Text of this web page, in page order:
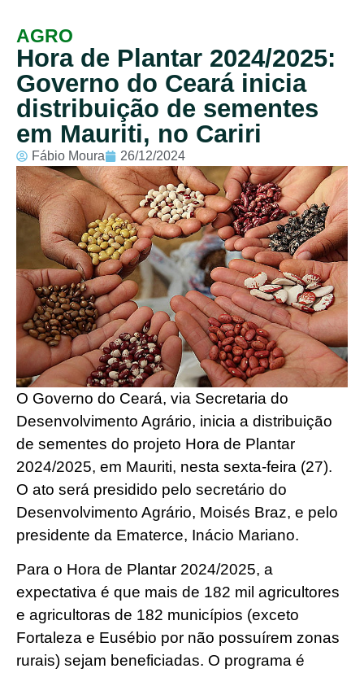
AGRO
Hora de Plantar 2024/2025:
Governo do Ceará inicia
distribuição de sementes
em Mauriti, no Cariri
Fábio Moura 26/12/2024
O Governo do Ceará, via Secretaria do
Desenvolvimento Agrário, inicia a distribuição
de sementes do projeto Hora de Plantar
2024/2025, em Mauriti, nesta sexta-feira (27).
O ato será presidido pelo secretário do
Desenvolvimento Agrário, Moisés Braz, e pelo
presidente da Ematerce, Inácio Mariano.
Para o Hora de Plantar 2024/2025, a
expectativa é que mais de 182 mil agricultores
e agricultoras de 182 municípios (exceto
Fortaleza e Eusébio por não possuírem zonas
rurais) sejam beneficiadas. O programa é